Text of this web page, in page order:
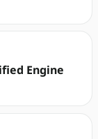
Engine